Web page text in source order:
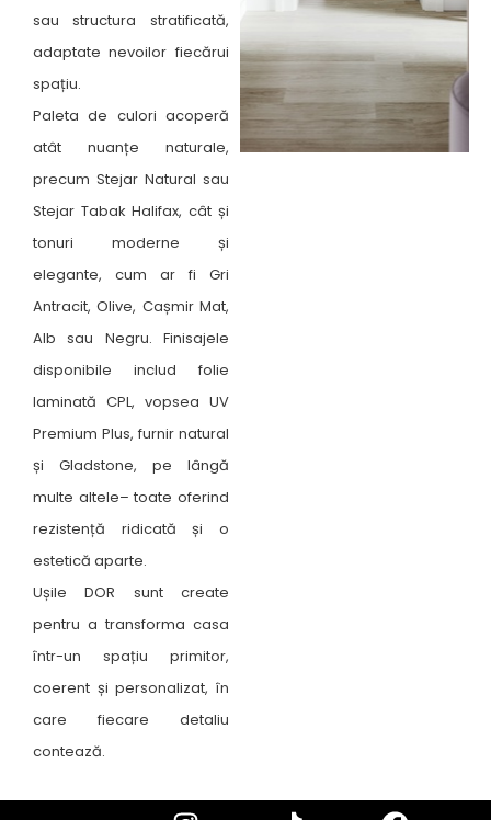
sau structura stratificată,
adaptate nevoilor fiecărui
spațiu.
Paleta de culori acoperă
atât nuanțe naturale,
precum Stejar Natural sau
Stejar Tabak Halifax, cât și
tonuri moderne și
elegante, cum ar fi Gri
Antracit, Olive, Cașmir Mat,
Alb sau Negru. Finisajele
disponibile includ folie
laminată CPL, vopsea UV
Premium Plus, furnir natural
și Gladstone, pe lângă
multe altele– toate oferind
rezistență ridicată și o
estetică aparte.
Ușile DOR sunt create
pentru a transforma casa
într-un spațiu primitor,
coerent și personalizat, în
care fiecare detaliu
contează.